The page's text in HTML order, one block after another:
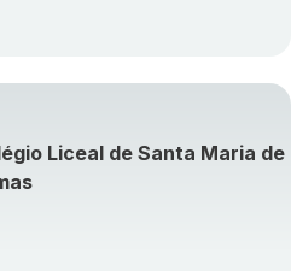
Liceal de Santa Maria de